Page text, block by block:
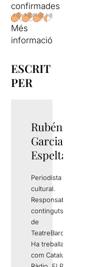
confirmades
Més
informació
ESCRIT
PER
Rubén
Garcia
Espelta
Periodista i gestor
cultural.
Responsable de
continguts editorials
de
TeatreBarcelona.com
Ha treballat a mitjans
com Catalunya